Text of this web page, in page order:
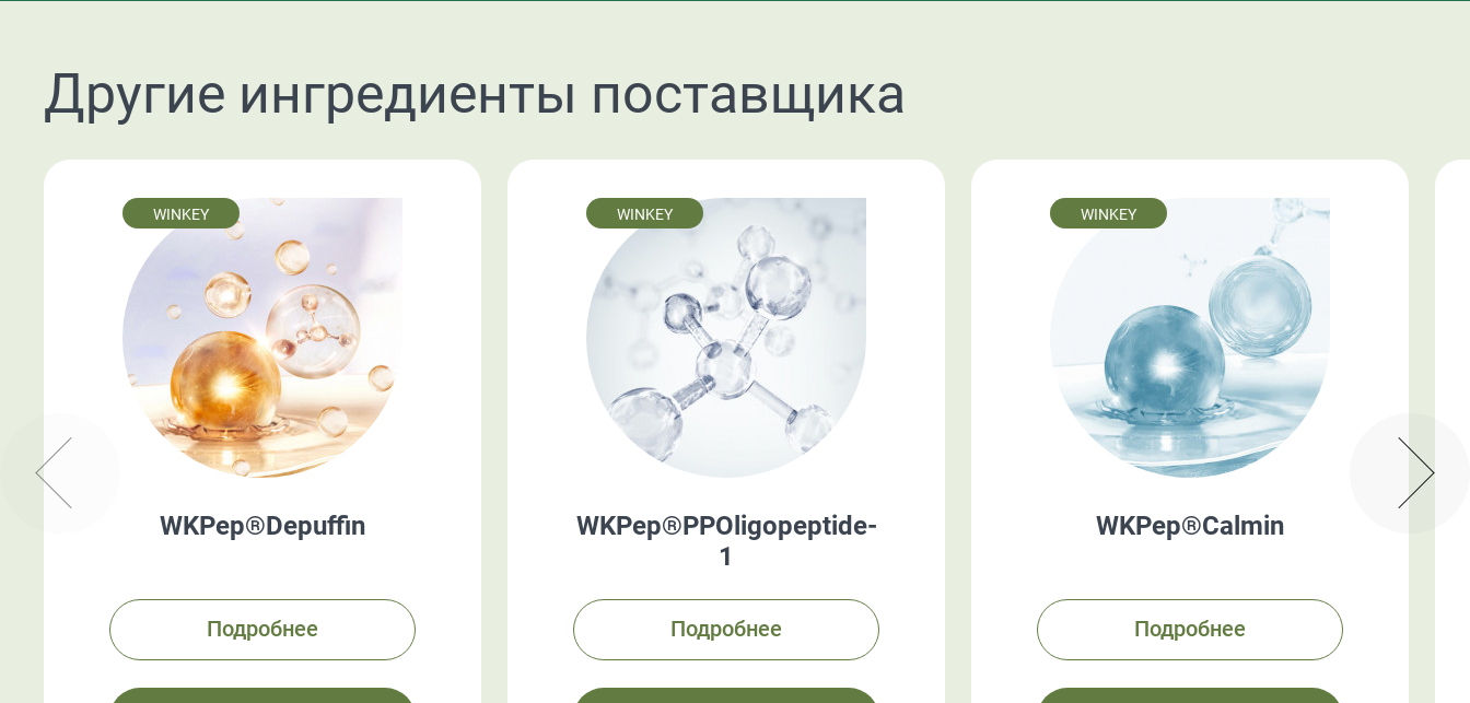
Другие ингредиенты поставщика
WINKEY
WKPep®Depuffin
Подробнее
WINKEY
WKPep®PPOligopeptide-
1
Подробнее
WINKEY
WKPep®Calmin
Подробнее